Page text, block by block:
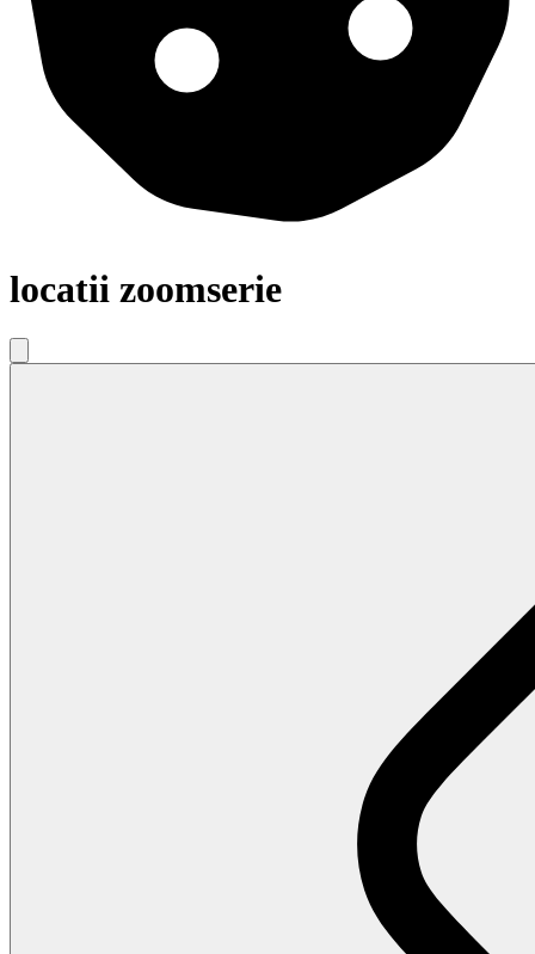
locatii zoomserie